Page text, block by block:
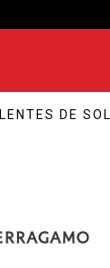
LENTES DE SOL